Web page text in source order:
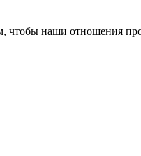
чтобы наши отношения